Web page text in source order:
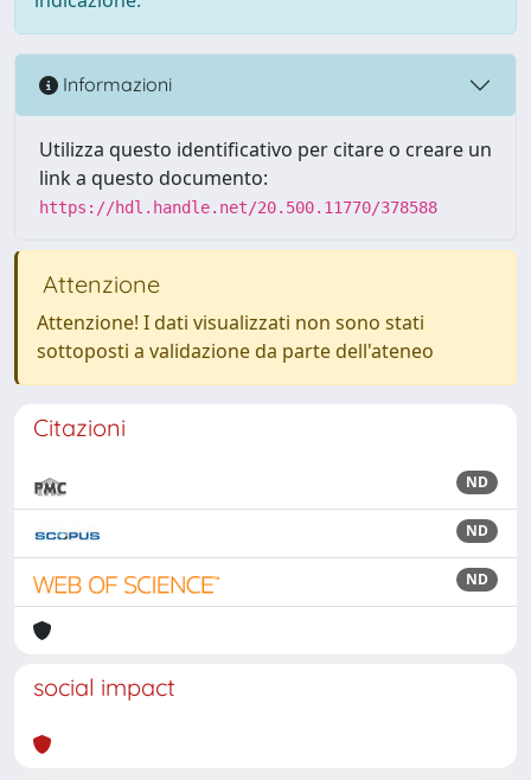
Informazioni
Utilizza questo identificativo per citare o creare un
link a questo documento:
https://hdl.handle.net/20.500.11770/378588
Attenzione
Attenzione! I dati visualizzati non sono stati
sottoposti a validazione da parte dell'ateneo
Citazioni
ND
ND
ND
social impact